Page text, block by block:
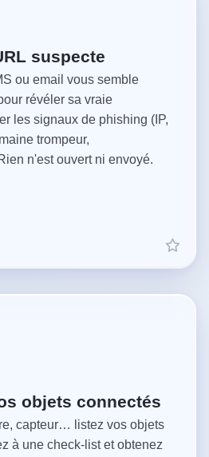
suspecte
ou email vous semble
révéler sa vraie
les signaux de phishing (IP,
trompeur,
n'est ouvert ni envoyé.
objets connectés
capteur… listez vos objets
à une check-list et obtenez